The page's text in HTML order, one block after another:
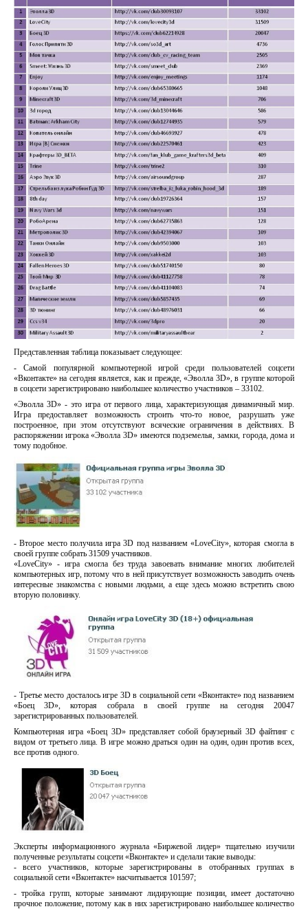
Представленная таблица показывает следующее:
- Самой популярной компьютерной игрой среди пользователей соцсети
«Вконтакте» на сегодня является, как и прежде, «Эволла 3D», в группе которой
в соцсети зарегистрировано наибольшее количество участников – 33102.
«Эволла 3D» - это игра от первого лица, характеризующая динамичный мир.
Игра предоставляет возможность строить что-то новое, разрушать уже
построенное, при этом отсутствуют всяческие ограничения в действиях. В
распоряжении игрока «Эволла 3D» имеются подземелья, замки, города, дома и
тому подобное.
- Второе место получила игра 3D под названием «LoveCity», которая смогла в
своей группе собрать 31509 участников.
«LoveCity» - игра смогла без труда завоевать внимание многих любителей
компьютерных игр, потому что в ней присутствует возможность заводить очень
интересные знакомства с новыми людьми, а еще здесь можно встретить свою
вторую половинку.
- Третье место досталось игре 3D в социальной сети «Вконтакте» под названием
«Боец 3D», которая собрала в своей группе на сегодня 20047
зарегистрированных пользователей.
Компьютерная игра «Боец 3D» представляет собой браузерный 3D файтинг с
видом от третьего лица. В игре можно драться один на один, один против всех,
все против одного.
Эксперты информационного журнала «Биржевой лидер» тщательно изучили
полученные результаты соцсети «Вконтакте» и сделали такие выводы:
- всего участников, которые зарегистрированы в отобранных группах в
социальной сети «Вконтакте» насчитывается 101597;
- тройка групп, которые занимают лидирующие позиции, имеет достаточно
прочное положение, потому как в них зарегистрировано наибольшее количество